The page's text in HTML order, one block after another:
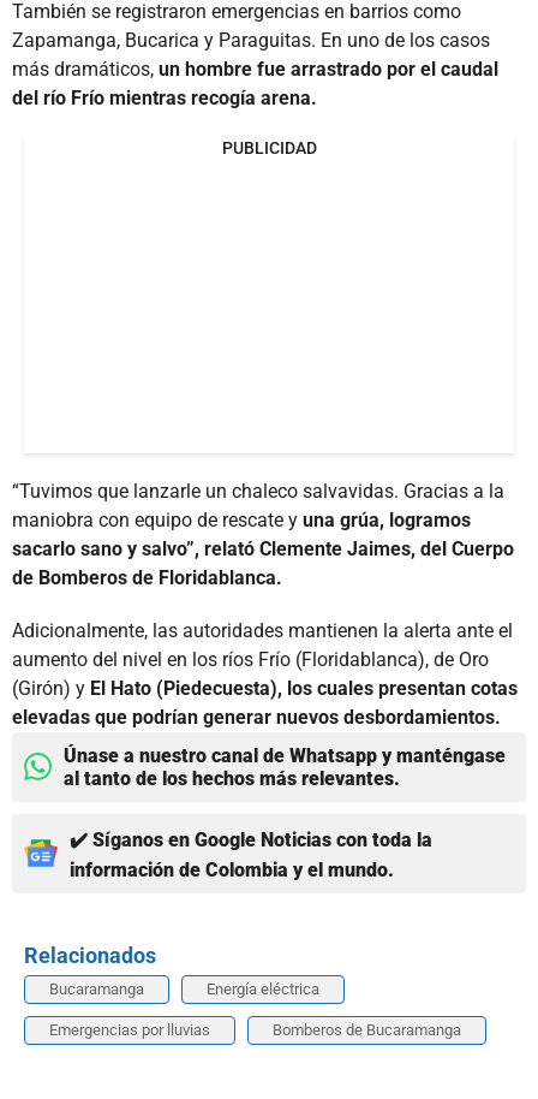
También se registraron emergencias en barrios como
Zapamanga, Bucarica y Paraguitas. En uno de los casos
más dramáticos, un hombre fue arrastrado por el caudal
del río Frío mientras recogía arena.
PUBLICIDAD
“Tuvimos que lanzarle un chaleco salvavidas. Gracias a la
maniobra con equipo de rescate y una grúa, logramos
sacarlo sano y salvo”, relató Clemente Jaimes, del Cuerpo
de Bomberos de Floridablanca.
Adicionalmente, las autoridades mantienen la alerta ante el
aumento del nivel en los ríos Frío (Floridablanca), de Oro
(Girón) y El Hato (Piedecuesta), los cuales presentan cotas
elevadas que podrían generar nuevos desbordamientos.
Únase a nuestro canal de Whatsapp y manténgase
al tanto de los hechos más relevantes.
✔️ Síganos en Google Noticias con toda la
información de Colombia y el mundo.
Relacionados
Bucaramanga Energía eléctrica
Emergencias por lluvias Bomberos de Bucaramanga